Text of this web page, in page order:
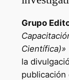
Grupo
Científica)»
la
publicación